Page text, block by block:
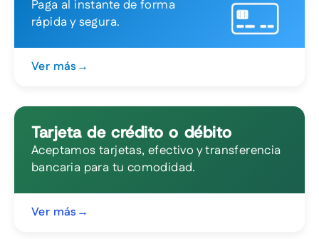
Paga al instante de forma
rápida y segura.
Ver más →
Tarjeta de crédito o débito
Aceptamos tarjetas, efectivo y transferencia
bancaria para tu comodidad.
Ver más →